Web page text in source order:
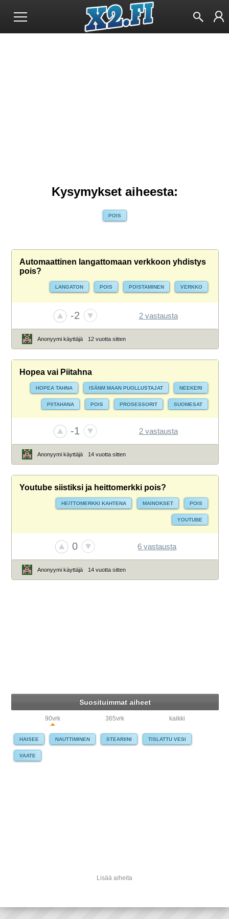
Kysymykset aiheesta:
POIS
Automaattinen langattomaan verkkoon yhdistys
pois?
LANGATON POIS POISTAMINEN VERKKO
-2 2 vastausta
Anonyymi käyttäjä 12 vuotta sitten
Hopea vai Piitahna
HOPEA TAHNA ISÄNM MAAN PUOLLUSTAJAT NEEKERI
PIITAHANA POIS PROSESSORIT SUOMESAT
-1 2 vastausta
Anonyymi käyttäjä 14 vuotta sitten
Youtube siistiksi ja heittomerkki pois?
HEITTOMERKKI KAHTENA MAINOKSET POIS
YOUTUBE
0 6 vastausta
Anonyymi käyttäjä 14 vuotta sitten
Suosituimmat aiheet
90vrk 365vrk kaikki
HAISEE NAUTTIMINEN STEARIINI TISLATTU VESI
VAATE
Lisää aiheita